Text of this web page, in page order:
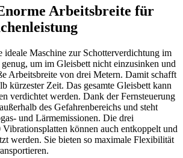
Arbeitsbreite für
ideale Maschine zur Schotterverdichtung im
um im Gleisbett nicht einzusinken und
Arbeitsbreite von drei Metern. Damit schafft
kürzester Zeit. Das gesamte Gleisbett kann
verdichtet werden. Dank der Fernsteuerung
des Gefahrenbereichs und steht
und Lärmemissionen. Die drei
können auch entkoppelt und
werden. Sie bieten so maximale Flexibilität